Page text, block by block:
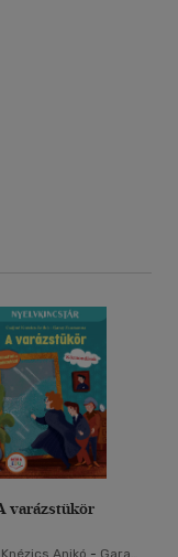
varázstükör
Anikó - Garay